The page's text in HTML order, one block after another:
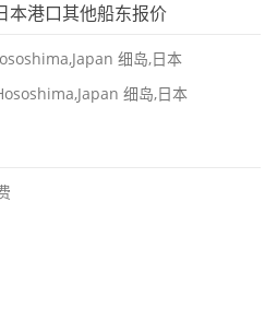
本港口其他船东报价
细岛,日本
细岛,日本